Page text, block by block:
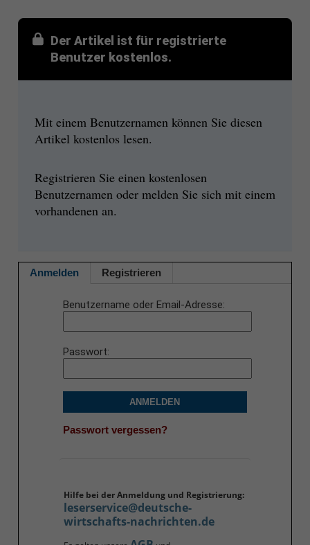
Der Artikel ist für registrierte
Benutzer kostenlos.
Mit einem Benutzernamen können Sie diesen
Artikel kostenlos lesen.
Registrieren Sie einen kostenlosen
Benutzernamen oder melden Sie sich mit einem
vorhandenen an.
Anmelden Registrieren
Benutzername oder Email-Adresse
Passwort
ANMELDEN
Passwort vergessen?
Hilfe bei der Anmeldung und Registrierung:
leserservice@deutsche-
wirtschafts-nachrichten.de